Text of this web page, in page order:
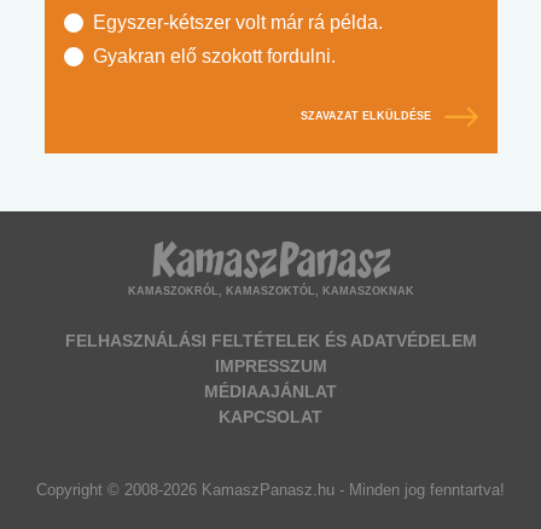
Egyszer-kétszer volt már rá példa.
Gyakran elő szokott fordulni.
SZAVAZAT ELKÜLDÉSE
KAMASZOKRÓL, KAMASZOKTÓL, KAMASZOKNAK
FELHASZNÁLÁSI FELTÉTELEK ÉS ADATVÉDELEM
IMPRESSZUM
MÉDIAAJÁNLAT
KAPCSOLAT
Copyright © 2008-2026 KamaszPanasz.hu - Minden jog fenntartva!